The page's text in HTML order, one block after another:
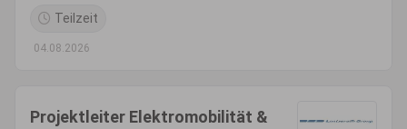
Teilzeit
04.08.2026
Projektleiter Elektromobilität &